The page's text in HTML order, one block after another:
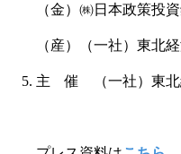
（金）㈱日本政策投資
（産）（一社）東北経
5. 主 催 （一社）東北